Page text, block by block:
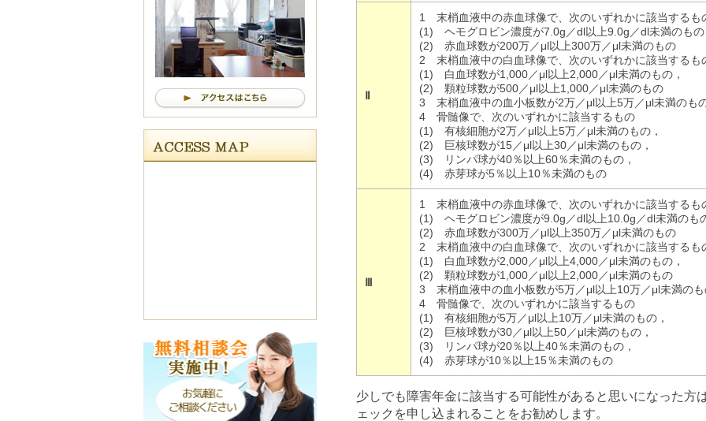
Ⅱ
1 末梢血液中の赤血球像で、次のいずれかに該当するも
(1) ヘモグロビン濃度が7.0g／dl以上9.0g／dl未満のもの
(2) 赤血球数が200万／μl以上300万／μl未満のもの
2 末梢血液中の白血球像で、次のいずれかに該当するも
(1) 白血球数が1,000／μl以上2,000／μl未満のもの，
(2) 顆粒球数が500／μl以上1,000／μl未満のもの
3 末梢血液中の血小板数が2万／μl以上5万／μl未満のも
4 骨髄像で、次のいずれかに該当するもの
(1) 有核細胞が2万／μl以上5万／μl未満のもの，
(2) 巨核球数が15／μl以上30／μl未満のもの，
(3) リンパ球が40％以上60％未満のもの，
(4) 赤芽球が5％以上10％未満のもの
Ⅲ
1 末梢血液中の赤血球像で、次のいずれかに該当するも
(1) ヘモグロビン濃度が9.0g／dl以上10.0g／dl未満のも
(2) 赤血球数が300万／μl以上350万／μl未満のもの
2 末梢血液中の白血球像で、次のいずれかに該当するも
(1) 白血球数が2,000／μl以上4,000／μl未満のもの，
(2) 顆粒球数が1,000／μl以上2,000／μl未満のもの
3 末梢血液中の血小板数が5万／μl以上10万／μl未満の
4 骨髄像で、次のいずれかに該当するもの
(1) 有核細胞が5万／μl以上10万／μl未満のもの，
(2) 巨核球数が30／μl以上50／μl未満のもの，
(3) リンパ球が20％以上40％未満のもの，
(4) 赤芽球が10％以上15％未満のもの
少しでも障害年金に該当する可能性があると思いになった方
ェックを申し込まれることをお勧めします。